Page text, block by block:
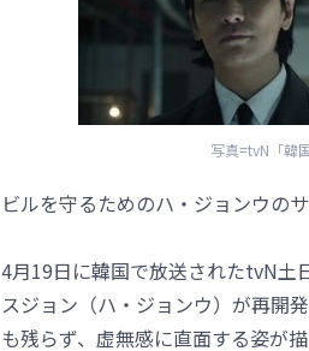
写真=tvN「韓
ビルを守るためのハ・ジョンウの
4月19日に韓国で放送されたtvN土
スジョン（ハ・ジョンウ）が再開
も残らず、虚無感に直面する姿が